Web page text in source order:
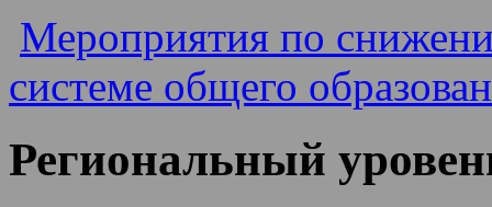
Мероприятия по
системе общего
Региональный